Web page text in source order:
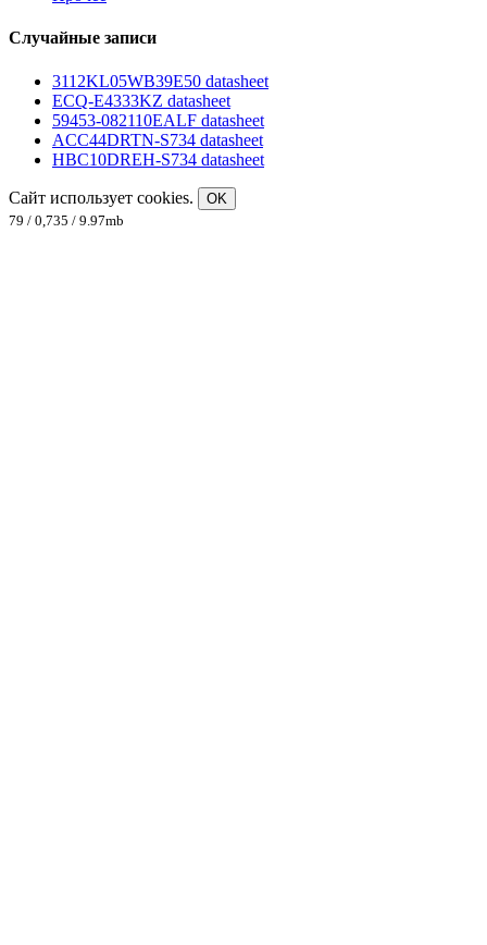
Случайные записи
3112KL05WB39E50 datasheet
ECQ-E4333KZ datasheet
59453-082110EALF datasheet
ACC44DRTN-S734 datasheet
HBC10DREH-S734 datasheet
Сайт использует cookies.
OK
79 / 0,735 / 9.97mb